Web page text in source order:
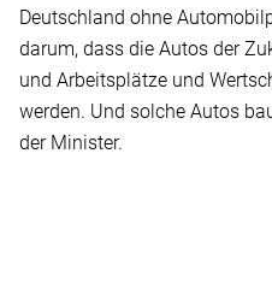
Deutschland ohne
darum, dass die Autos der
und Arbeitsplätze und
werden. Und solche Autos
der Minister.